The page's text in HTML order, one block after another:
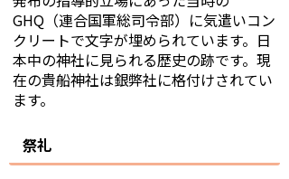
GHQ（連合国軍総司令部）に気遣いコン
クリートで文字が埋められています。日
本中の神社に見られる歴史の跡です。現
在の貴船神社は銀弊社に格付けされてい
ます。
祭礼